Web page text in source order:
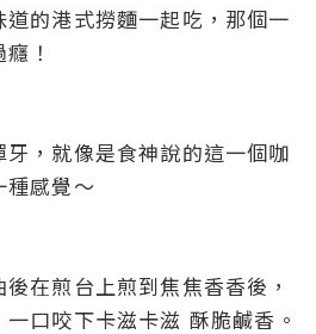
的港式撈麵一起吃，那個一
！
，就像是食神說的這一個咖
種感覺～
在煎台上煎到焦焦香香後，
口咬下卡滋卡滋 酥脆鹹香。